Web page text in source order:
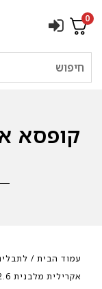
0
עמוד הבית /
אקרילית מלבנית 2.6 ליטר